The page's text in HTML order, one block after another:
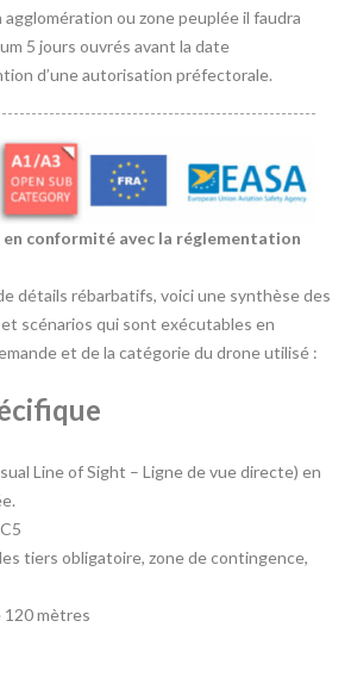
agglomération ou zone peuplée il faudra
5 jours ouvrés avant la date
d’une autorisation préfectorale.
conformité avec la réglementation
détails rébarbatifs, voici une synthèse des
scénarios qui sont exécutables en
et de la catégorie du drone utilisé :
Line of Sight – Ligne de vue directe) en
tiers obligatoire, zone de contingence,
120 mètres